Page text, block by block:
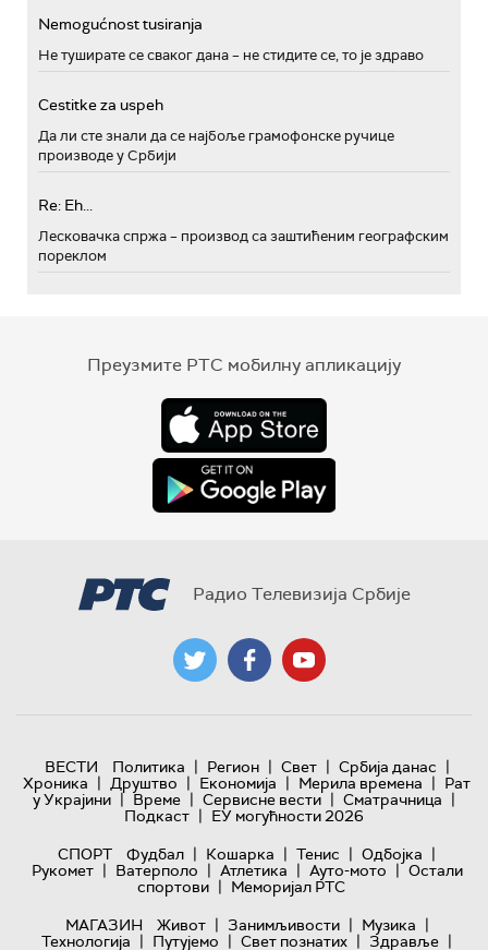
Nemogućnost tusiranja
Не туширате се сваког дана – не стидите се, то је здраво
Cestitke za uspeh
Да ли сте знали да се најбоље грамофонске ручице
производе у Србији
Re: Eh...
Лесковачка спржа – производ са заштићеним географским
пореклом
Преузмите РТС мобилну апликацију
Радио Телевизија Србије
ВЕСТИ Политика | Регион | Свет | Србија данас |
Хроника | Друштво | Економија | Мерила времена | Рат
у Украјини | Време | Сервисне вести | Сматрачница |
Подкаст | ЕУ могућности 2026
СПОРТ
Фудбал | Кошарка | Тенис | Одбојка |
Рукомет | Ватерполо | Атлетика | Ауто-мото | Остали
спортови | Меморијал РТС
МАГАЗИН
Живот | Занимљивости | Музика |
Технологијa | Путујемо | Свет познатих | Здравље |